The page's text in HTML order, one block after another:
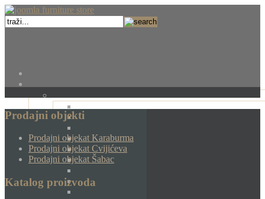
Prodajni objekti
Prodajni objekat Karaburma
Prodajni objekat Cvijićeva
Prodajni objekat Šabac
Katalog proizvoda